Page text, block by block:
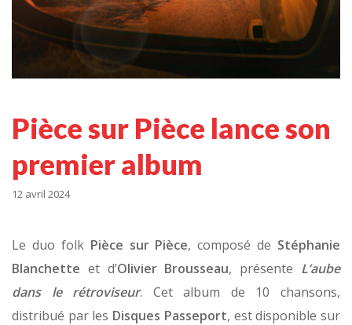
Pièce sur Pièce lance son
premier album
12 avril 2024
Le duo folk Pièce sur Pièce, composé de Stéphanie
Blanchette et d’Olivier Brousseau, présente L’aube
dans le rétroviseur. Cet album de 10 chansons,
distribué par les Disques Passeport, est disponible sur